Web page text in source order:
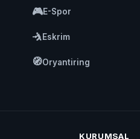
🎮E-Spor
🤺Eskrim
🧭Oryantiring
KURUMSAL